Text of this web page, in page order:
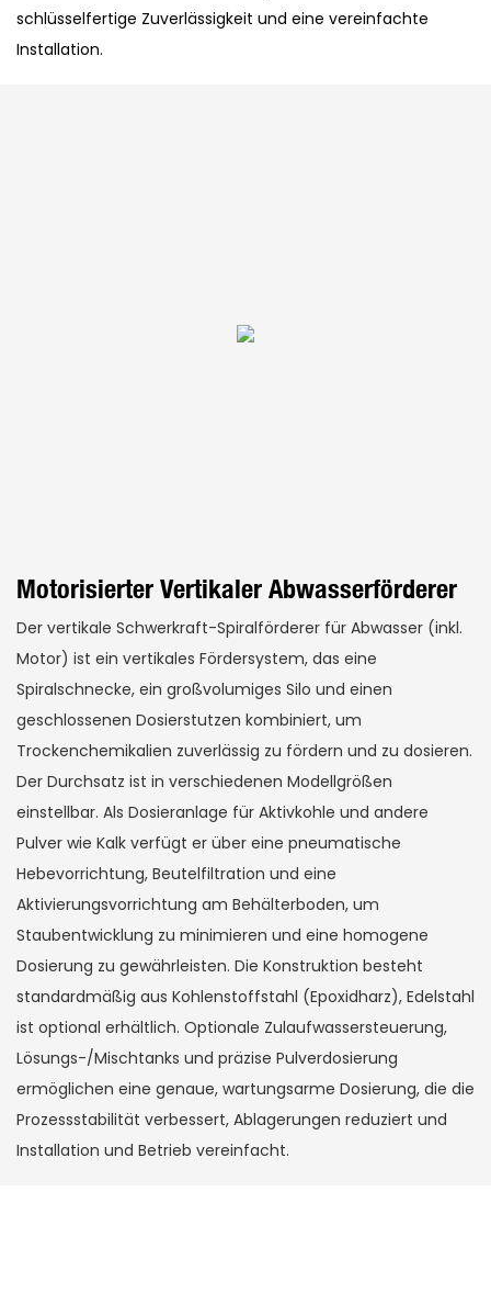
schlüsselfertige Zuverlässigkeit und eine vereinfachte
Installation.
Motorisierter Vertikaler Abwasserförderer
Der vertikale Schwerkraft-Spiralförderer für Abwasser (inkl.
Motor) ist ein vertikales Fördersystem, das eine
Spiralschnecke, ein großvolumiges Silo und einen
geschlossenen Dosierstutzen kombiniert, um
Trockenchemikalien zuverlässig zu fördern und zu dosieren.
Der Durchsatz ist in verschiedenen Modellgrößen
einstellbar. Als Dosieranlage für Aktivkohle und andere
Pulver wie Kalk verfügt er über eine pneumatische
Hebevorrichtung, Beutelfiltration und eine
Aktivierungsvorrichtung am Behälterboden, um
Staubentwicklung zu minimieren und eine homogene
Dosierung zu gewährleisten. Die Konstruktion besteht
standardmäßig aus Kohlenstoffstahl (Epoxidharz), Edelstahl
ist optional erhältlich. Optionale Zulaufwassersteuerung,
Lösungs-/Mischtanks und präzise Pulverdosierung
ermöglichen eine genaue, wartungsarme Dosierung, die die
Prozessstabilität verbessert, Ablagerungen reduziert und
Installation und Betrieb vereinfacht.